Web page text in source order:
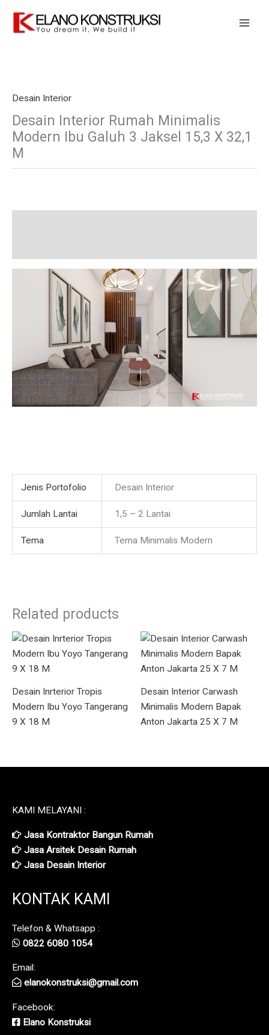
content
Desain Interior
Desain Interior Rumah Minimalis
Modern Ibu Galuh 3 Jaksel 15,3 X 32,1
M
Jenis Portofolio Desain Interior
Jumlah Lantai 1,5 – 2 Lantai
Tema Tema Minimalis Modern
Related products
Desain Inrterior Tropis
Modern Ibu Yoyo Tangerang
9 X 18 M
Desain Interior Carwash
Minimalis Modern Bapak
Anton Jakarta 25 X 7 M
KAMI MELAYANI :
Jasa Kontraktor Bangun Rumah
Jasa Arsitek Desain Rumah
Jasa Desain Interior
KONTAK KAMI
Telefon & Whatsapp :
0822 6080 1054
Email:
elanokonstruksi@gmail.com
Facebook:
Elano Konstruksi